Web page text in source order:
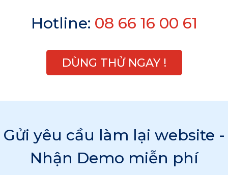
Hotline: 08 66 16 00 61
DÙNG THỬ NGAY !
Gửi yêu cầu làm lại website -
Nhận Demo miễn phí